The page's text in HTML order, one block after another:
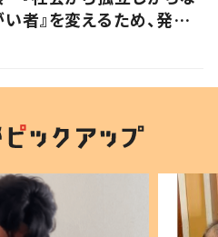
者』を変えるため、発信